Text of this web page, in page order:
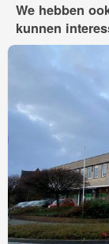
We hebben
kunnen